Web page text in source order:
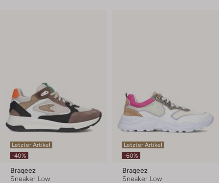
Letzter Artikel
-40%
Braqeez
Sneaker Low
Letzter Artikel
-60%
Braqeez
Sneaker Low